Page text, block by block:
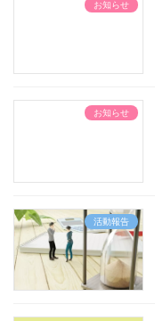
お知らせ
お知らせ
活動報告